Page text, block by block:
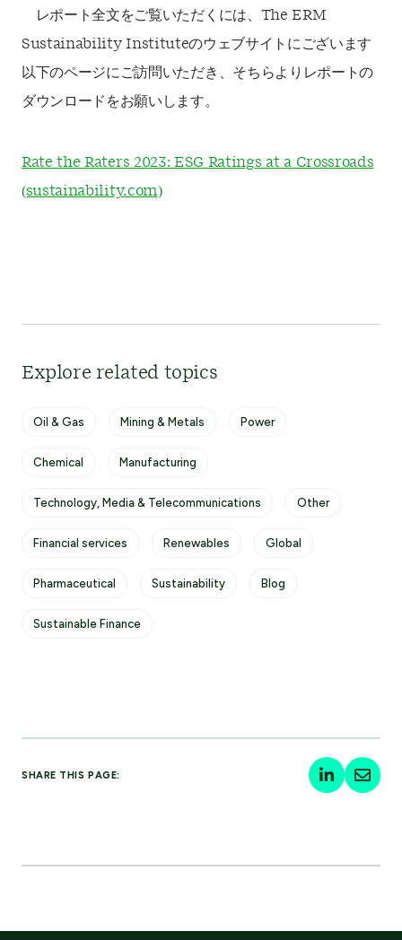
レポート全文をご覧いただくには、The ERM
Sustainability Instituteのウェブサイトにございます
以下のページにご訪問いただき、そちらよりレポートの
ダウンロードをお願いします。
Rate the Raters 2023: ESG Ratings at a Crossroads
(sustainability.com)
Explore related topics
Oil & Gas Mining & Metals Power
Chemical Manufacturing
Technology, Media & Telecommunications Other
Financial services Renewables Global
Pharmaceutical Sustainability Blog
Sustainable Finance
SHARE THIS PAGE: